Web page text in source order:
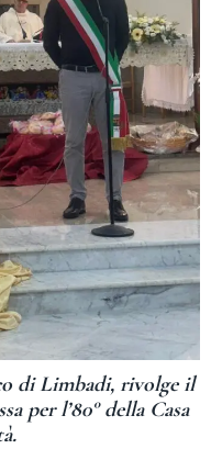
di Limbadi, rivolge il
per l’80° della Casa